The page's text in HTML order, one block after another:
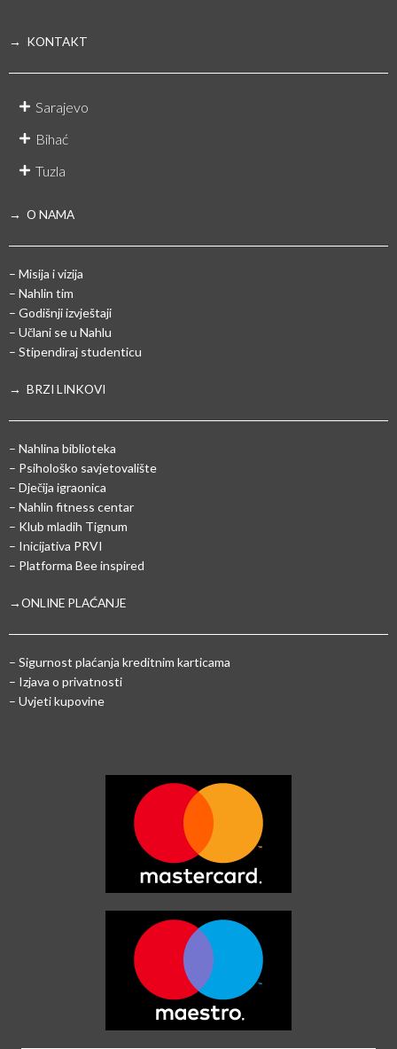
→ KONTAKT
Sarajevo
Bihać
Tuzla
→ O NAMA
– Misija i vizija
– Nahlin tim
– Godišnji izvještaji
– Učlani se u Nahlu
– Stipendiraj studenticu
→ BRZI LINKOVI
– Nahlina biblioteka
– Psihološko savjetovalište
– Dječija igraonica
– Nahlin fitness centar
– Klub mladih Tignum
– Inicijativa PRVI
– Platforma Bee inspired
→ONLINE PLAĆANJE
– Sigurnost plaćanja kreditnim karticama
– Izjava o privatnosti
– Uvjeti kupovine